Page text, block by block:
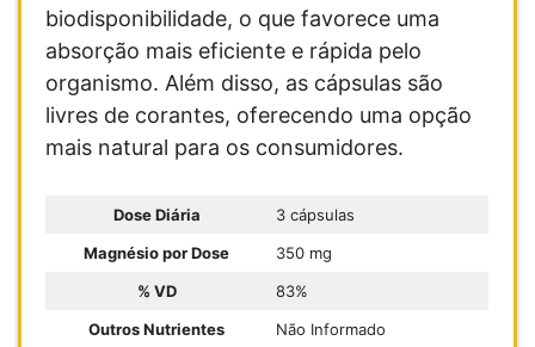
biodisponibilidade, o que favorece uma
absorção mais eficiente e rápida pelo
organismo. Além disso, as cápsulas são
livres de corantes, oferecendo uma opção
mais natural para os consumidores.
Dose Diária
3 cápsulas
Magnésio por Dose
350 mg
% VD
83%
Outros Nutrientes
Não Informado